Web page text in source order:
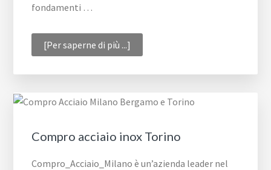
fondamenti …
[Per saperne di più ...]
acciaio
inox
Compro acciaio inox Torino
Compro_Acciaio_Milano è un’azienda leader nel